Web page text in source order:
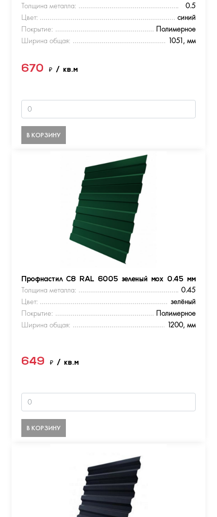
Толщина металла:
0.5
Цвет:
синий
Покрытие:
Полимерное
Ширина общая:
1051, мм
670 ₽ / кв.м
В КОРЗИНУ
Профнастил С8 RAL 6005 зеленый мох 0.45 мм
Толщина металла:
0.45
Цвет:
зелёный
Покрытие:
Полимерное
Ширина общая:
1200, мм
649 ₽ / кв.м
В КОРЗИНУ